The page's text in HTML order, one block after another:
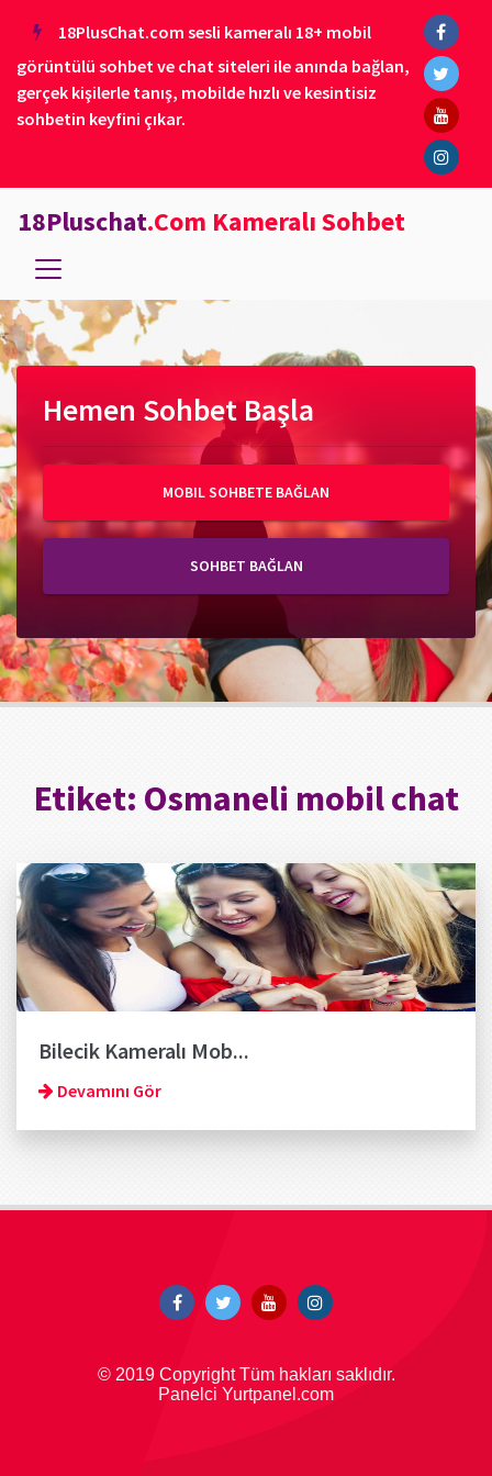
18PlusChat.com sesli kameralı 18+ mobil
görüntülü sohbet ve chat siteleri ile anında bağlan,
gerçek kişilerle tanış, mobilde hızlı ve kesintisiz
sohbetin keyfini çıkar.
18Pluschat.Com Kameralı Sohbet
Hemen Sohbet Başla
MOBIL SOHBETE BAĞLAN
SOHBET BAĞLAN
Etiket: Osmaneli mobil chat
Bilecik Kameralı Mob...
Devamını Gör
© 2019 Copyright Tüm hakları saklıdır.
Panelci Yurtpanel.com